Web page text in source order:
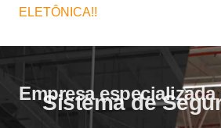
ELETÔNICA!!
Empresa especializada
Sistema de